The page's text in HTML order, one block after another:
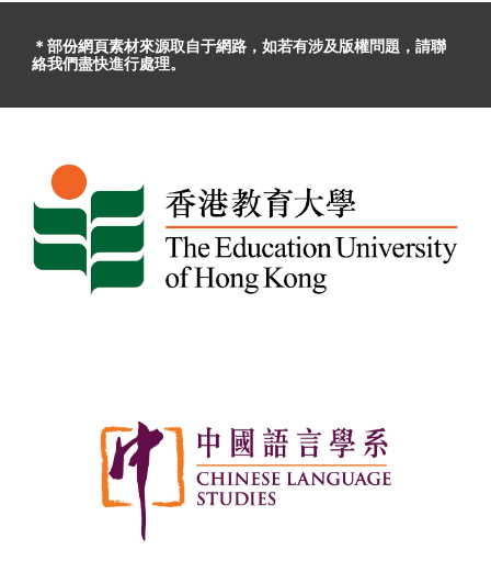
＊部份網頁素材來源取自于網路，如若有涉及版權問題 ，請聯
絡我們盡快進行處理。